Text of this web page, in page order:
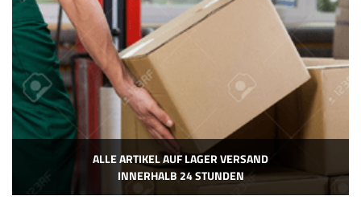
ALLE ARTIKEL AUF LAGER VERSAND
INNERHALB 24 STUNDEN